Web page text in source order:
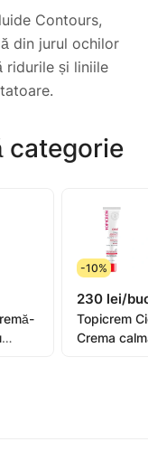
Contours,
din jurul ochilor
ridurile și liniile
categorie
-10%
230 lei/
Topicrem
Crema